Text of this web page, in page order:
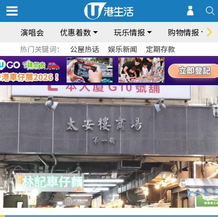
演唱会 优惠着数 玩乐情报 购物情报
热门关键词： 公屋热话 娱乐新闻 定期存款